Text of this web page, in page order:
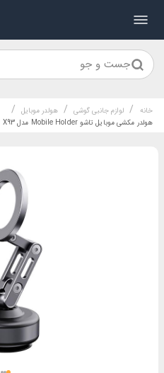
جست و جو
خانه / لوازم جانبی گوشی / هولدر موبایل /
هولدر مکشی موبایل تاشو Mobile Holder مدل X93